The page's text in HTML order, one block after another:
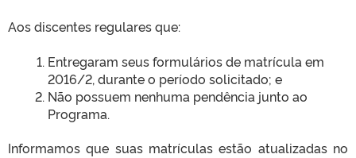
Aos discentes regulares que:
Entregaram seus formulários de matrícula em
2016/2, durante o período solicitado; e
Não possuem nenhuma pendência junto ao
Programa.
Informamos que suas matrículas estão atualizadas no